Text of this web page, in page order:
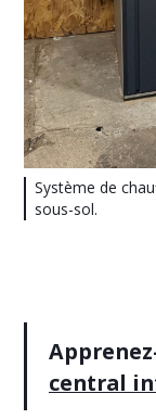
Système de
sous-sol.
central